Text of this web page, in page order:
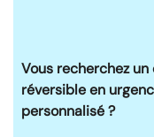
Vous recherchez
réversible en
personnalisé ?